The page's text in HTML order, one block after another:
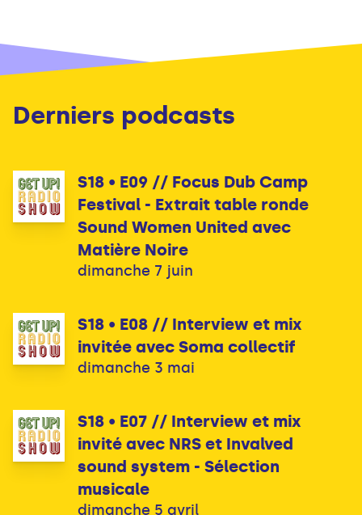
Derniers podcasts
S18 • E09 // Focus Dub Camp
Festival - Extrait table ronde
Sound Women United avec
Matière Noire
dimanche 7 juin
S18 • E08 // Interview et mix
invitée avec Soma collectif
dimanche 3 mai
S18 • E07 // Interview et mix
invité avec NRS et Invalved
sound system - Sélection
musicale
dimanche 5 avril